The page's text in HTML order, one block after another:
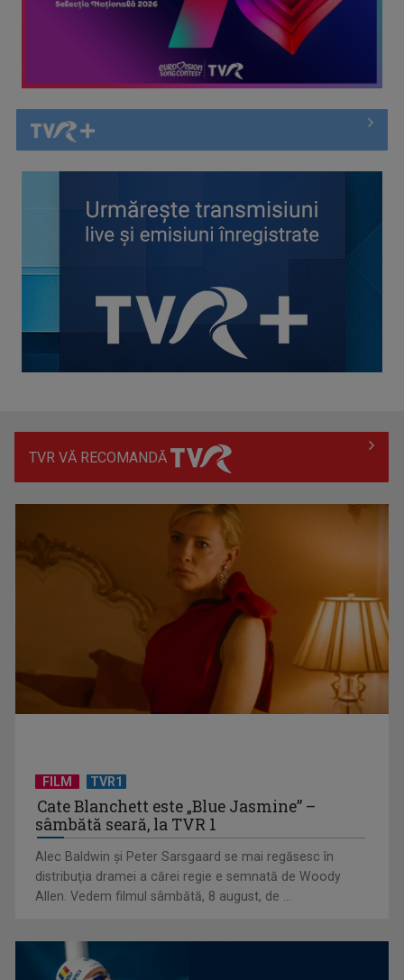
„Cerul” trupei Proconsul – a şasea cea mai votată piesă în
activităților comerciale
TVR VĂ RECOMANDĂ
FILM TVR1
Cate Blanchett este „Blue Jasmine” –
sâmbătă seară, la TVR 1
Alec Baldwin şi Peter Sarsgaard se mai regăsesc în
distribuţia dramei a cărei regie e semnată de Woody
Allen. Vedem filmul sâmbătă, 8 august, de ...